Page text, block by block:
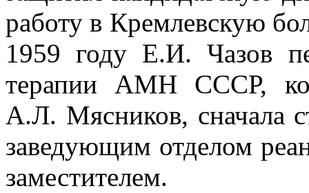
работу в Кремлевскую
1959 году Е.И. Чазов
терапии АМН СССР,
А.Л. Мясников, сначала
заведующим отделом
заместителем.